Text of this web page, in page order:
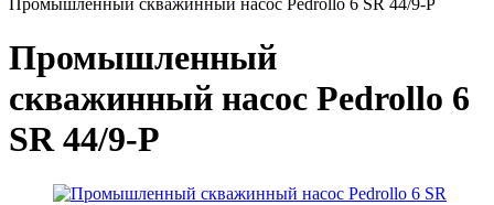
Промышленный
скважинный насос Pedrollo 6
SR 44/9-P